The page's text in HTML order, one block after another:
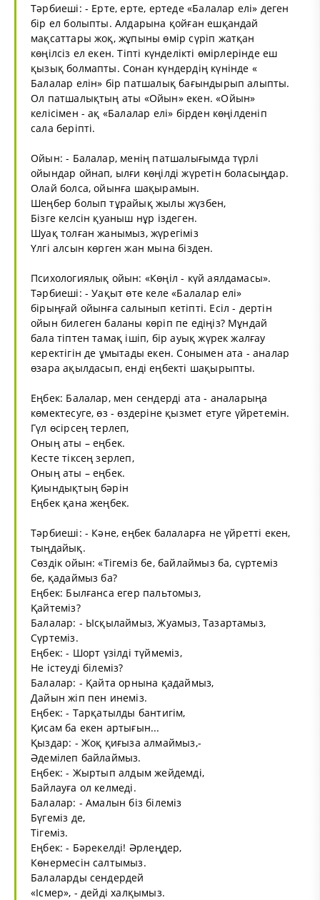
Тәрбиеші: - Ерте, ерте, ертеде «Балалар елі» деген
бір ел болыпты. Алдарына қойған ешқандай
мақсаттары жоқ, жұпыны өмір сүріп жатқан
көңілсіз ел екен. Тіпті күнделікті өмірлерінде еш
қызық болмапты. Сонан күндердің күнінде «
Балалар елін» бір патшалық бағындырып алыпты.
Ол патшалықтың аты «Ойын» екен. «Ойын»
келісімен - ақ «Балалар елі» бірден көңілденіп
сала беріпті.
Ойын: - Балалар, менің патшалығымда түрлі
ойындар ойнап, ылғи көңілді жүретін боласыңдар.
Олай болса, ойынға шақырамын.
Шеңбер болып тұрайық жылы жүзбен,
Бізге келсін қуаныш нұр іздеген.
Шуақ толған жанымыз, жүрегіміз
Үлгі алсын көрген жан мына бізден.
Психологиялық ойын: «Көңіл - күй аялдамасы».
Тәрбиеші: - Уақыт өте келе «Балалар елі»
бірыңғай ойынға салынып кетіпті. Есіл - дертін
ойын билеген баланы көріп пе едіңіз? Мұндай
бала тіптен тамақ ішіп, бір ауық жүрек жалғау
керектігін де ұмытады екен. Сонымен ата - аналар
өзара ақылдасып, енді еңбекті шақырыпты.
Еңбек: Балалар, мен сендерді ата - аналарыңа
көмектесуге, өз - өздеріне қызмет етуге үйретемін.
Гүл өсірсең терлеп,
Оның аты – еңбек.
Кесте тіксең зерлеп,
Оның аты – еңбек.
Қиындықтың бәрін
Еңбек қана жеңбек.
Тәрбиеші: - Кәне, еңбек балаларға не үйретті екен,
тыңдайық.
Сөздік ойын: «Тігеміз бе, байлаймыз ба, сүртеміз
бе, қадаймыз ба?
Еңбек: Былғанса егер пальтомыз,
Қайтеміз?
Балалар: - Ысқылаймыз, Жуамыз, Тазартамыз,
Сүртеміз.
Еңбек: - Шорт үзілді түймеміз,
Не істеуді білеміз?
Балалар: - Қайта орнына қадаймыз,
Дайын жіп пен инеміз.
Еңбек: - Тарқатылды бантигім,
Қисам ба екен артығын...
Қыздар: - Жоқ қиғыза алмаймыз,-
Әдемілеп байлаймыз.
Еңбек: - Жыртып алдым жейдемді,
Байлауға ол келмеді.
Балалар: - Амалын біз білеміз
Бүгеміз де,
Тігеміз.
Еңбек: - Бәрекелді! Әрлеңдер,
Көнермесін салтымыз.
Балаларды сендердей
«Ісмер», - дейді халқымыз.